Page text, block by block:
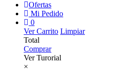
Ofertas
Mi Pedido
0
Ver Carrito Limpiar
Total
Comprar
Ver Turorial
×